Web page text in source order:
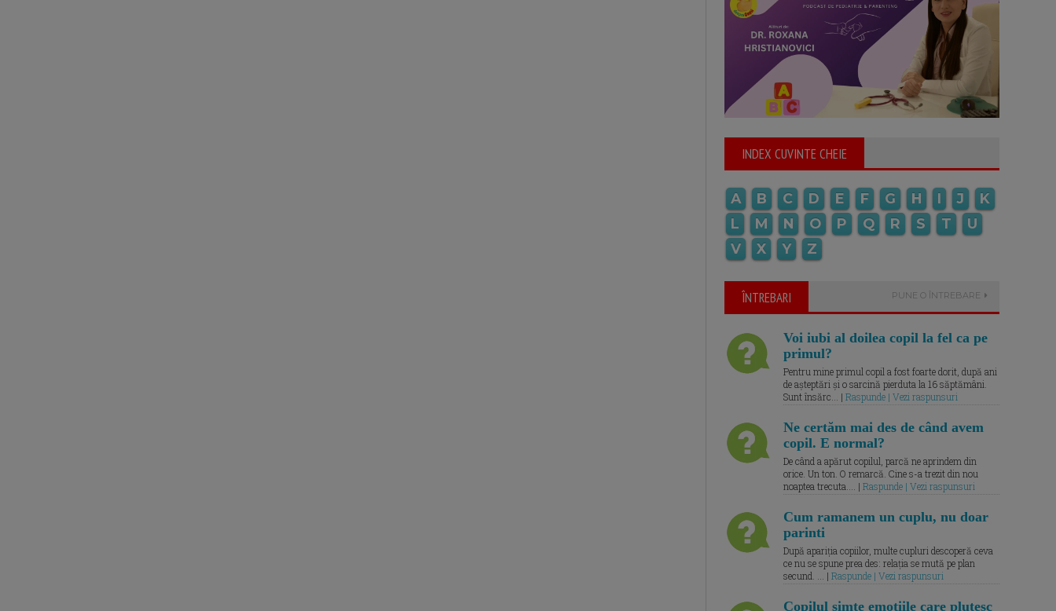
INDEX CUVINTE CHEIE
A B C D E F G H I J
K
L
M N O P Q R S T
U
V
X Y Z
ÎNTREBARI PUNE O ÎNTREBARE
Voi iubi al doilea copil la fel ca pe
primul?
Pentru mine primul copil a fost foarte dorit, după ani
de așteptări și o sarcină pierduta la 16 săptămâni.
Sunt însărc... | Raspunde | Vezi raspunsuri
Ne certăm mai des de când avem
copil. E normal?
De când a apărut copilul, parcă ne aprindem din
orice. Un ton. O remarcă. Cine s-a trezit din nou
noaptea trecuta.... | Raspunde | Vezi raspunsuri
Cum ramanem un cuplu, nu doar
parinti
După apariția copiilor, multe cupluri descoperă ceva
ce nu se spune prea des: relația se mută pe plan
secund. ... | Raspunde | Vezi raspunsuri
Copilul simte emotiile care plutesc